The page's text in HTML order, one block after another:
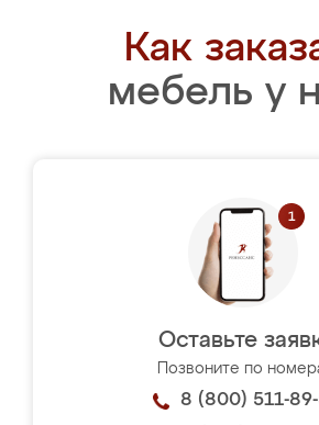
Как
мебель у
Оставьте
Позвоните по
8 (800) 511-